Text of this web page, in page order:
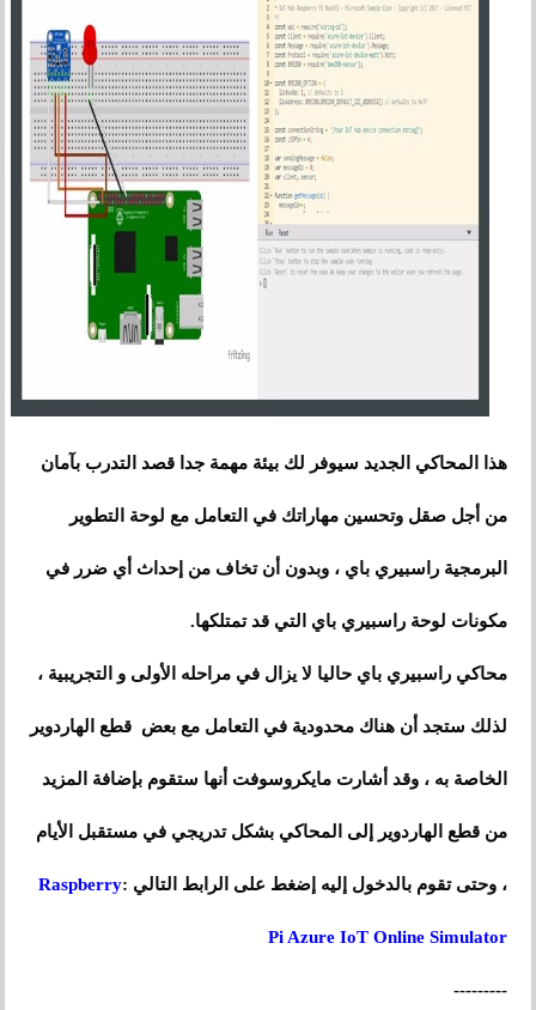
هذا المحاكي الجديد سيوفر لك بيئة مهمة جدا قصد التدرب بآمان
من أجل صقل وتحسين مهاراتك في التعامل مع لوحة التطوير
البرمجية راسبيري باي ، وبدون أن تخاف من إحداث أي ضرر في
مكونات لوحة راسبيري باي التي قد تمتلكها.
محاكي راسبيري باي حاليا لا يزال في مراحله الأولى و التجريبية ،
لذلك ستجد أن هناك محدودية في التعامل مع بعض قطع الهاردوير
الخاصة به ، وقد أشارت مايكروسوفت أنها ستقوم بإضافة المزيد
من قطع الهاردوير إلى المحاكي بشكل تدريجي في مستقبل الأيام
، وحتى تقوم بالدخول إليه إضغط على الرابط التالي :Raspberry
Pi Azure IoT Online Simulator
---------